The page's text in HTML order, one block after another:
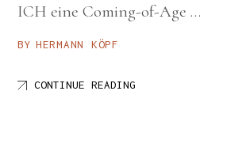
ICH eine Coming-of-Age …
CONTINUE READING
BY HERMANN KÖPF